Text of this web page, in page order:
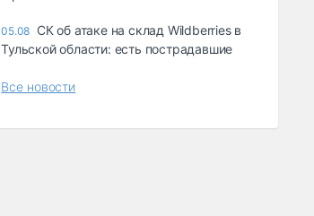
05.08 СК об атаке на склад Wildberries в
Тульской области: есть пострадавшие
Все новости